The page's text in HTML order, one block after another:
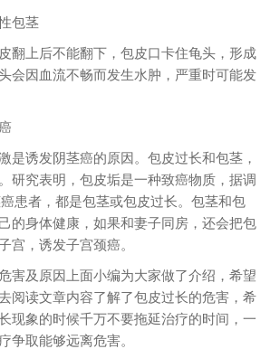
包茎
翻上后不能翻下，包皮口卡住龟头，形成
会因血流不畅而发生水肿，严重时可能发
是诱发阴茎癌的原因。包皮过长和包茎，
研究表明，包皮垢是一种致癌物质，据调
患者，都是包茎或包皮过长。包茎和包
的身体健康，如果和妻子同房，还会把包
宫，诱发子宫颈癌。
害及原因上面小编为大家做了介绍，希望
阅读文章内容了解了包皮过长的危害，希
现象的时候千万不要拖延治疗的时间，一
争取能够远离危害。